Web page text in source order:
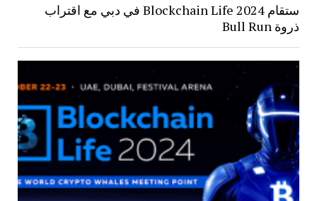
ستقام Blockchain Life 2024 في دبي مع اقتراب
ذروة Bull Run